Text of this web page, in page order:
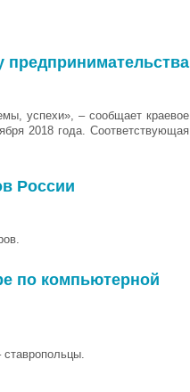
предпринимательства
успехи», – сообщает краевое
2018 года. Соответствующая
России
по компьютерной